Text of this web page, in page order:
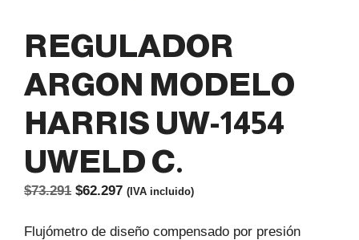
REGULADOR
ARGON MODELO
HARRIS UW-1454
UWELD C.
$73.291 El
original
$62.297El
actual
(IVA incluido)
Flujómetro de diseño compensado por presión